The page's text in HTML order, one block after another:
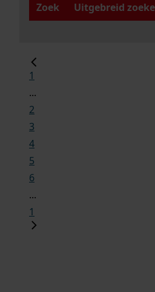
Zoek
Uitgebreid
1
...
2
3
4
5
6
...
1